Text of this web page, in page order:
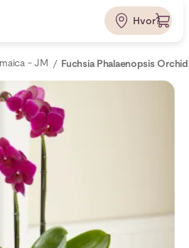
Hvor?
- JM Fuchsia Phalaenopsis Orchid